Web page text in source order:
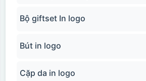
Bộ giftset In logo
Bút in logo
Cặp da in logo